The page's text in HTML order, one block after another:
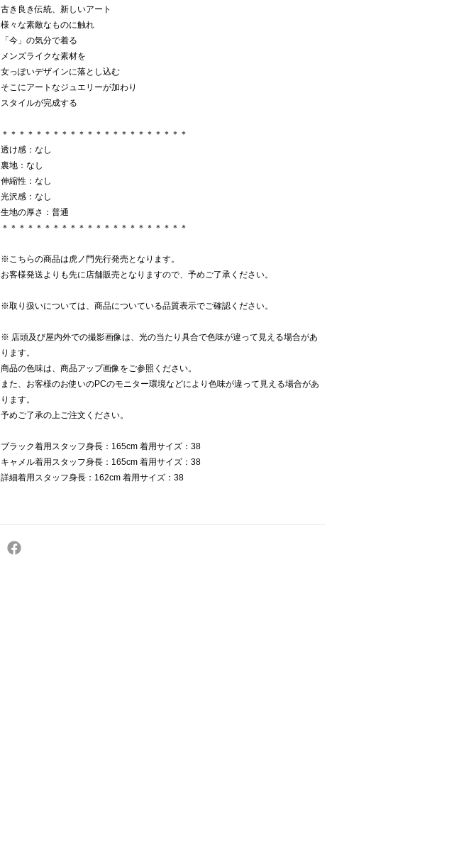
古き良き伝統、新しいアート
様々な素敵なものに触れ
「今」の気分で着る
メンズライクな素材を
女っぽいデザインに落とし込む
そこにアートなジュエリーが加わり
スタイルが完成する
＊＊＊＊＊＊＊＊＊＊＊＊＊＊＊＊＊＊＊＊＊＊
透け感：なし
裏地：なし
伸縮性：なし
光沢感：なし
生地の厚さ：普通
＊＊＊＊＊＊＊＊＊＊＊＊＊＊＊＊＊＊＊＊＊＊
※こちらの商品は虎ノ門先行発売となります。
お客様発送よりも先に店舗販売となりますので、予めご了承ください。
※取り扱いについては、商品についている品質表示でご確認ください。
※ 店頭及び屋内外での撮影画像は、光の当たり具合で色味が違って見える場合があ
ります。
商品の色味は、商品アップ画像をご参照ください。
また、お客様のお使いのPCのモニター環境などにより色味が違って見える場合があ
ります。
予めご了承の上ご注文ください。
ブラック着用スタッフ身長：165cm 着用サイズ：38
キャメル着用スタッフ身長：165cm 着用サイズ：38
詳細着用スタッフ身長：162cm 着用サイズ：38